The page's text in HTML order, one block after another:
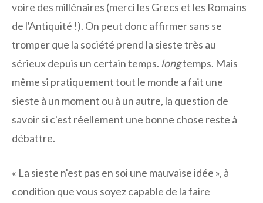
voire des millénaires (merci les Grecs et les Romains
de l'Antiquité !). On peut donc affirmer sans se
tromper que la société prend la sieste très au
sérieux depuis un certain temps. longtemps. Mais
même si pratiquement tout le monde a fait une
sieste à un moment ou à un autre, la question de
savoir si c'est réellement une bonne chose reste à
débattre.
« La sieste n'est pas en soi une mauvaise idée », à
condition que vous soyez capable de la faire